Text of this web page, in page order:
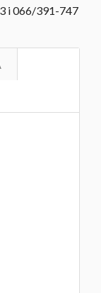
i 066/391-747